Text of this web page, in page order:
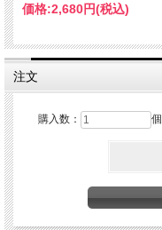
価格:2,680円(税込)
注文
購入数： 個